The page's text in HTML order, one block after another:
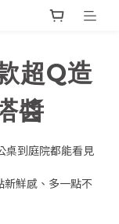
超Q造
醬
桌到庭院都能看見
新鮮感、多一點不